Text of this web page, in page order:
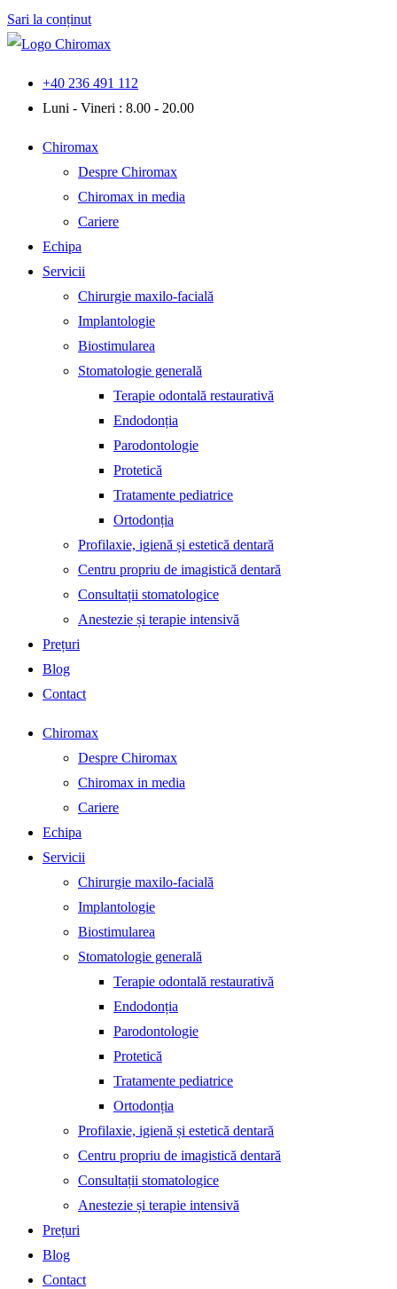
Sari la conținut
+40 236 491 112
Luni - Vineri : 8.00 - 20.00
Chiromax
Despre Chiromax
Chiromax in media
Cariere
Echipa
Servicii
Chirurgie maxilo-facială
Implantologie
Biostimularea
Stomatologie generală
Terapie odontală restaurativă
Endodonția
Parodontologie
Protetică
Tratamente pediatrice
Ortodonția
Profilaxie, igienă și estetică dentară
Centru propriu de imagistică dentară
Consultații stomatologice
Anestezie și terapie intensivă
Prețuri
Blog
Contact
Chiromax
Despre Chiromax
Chiromax in media
Cariere
Echipa
Servicii
Chirurgie maxilo-facială
Implantologie
Biostimularea
Stomatologie generală
Terapie odontală restaurativă
Endodonția
Parodontologie
Protetică
Tratamente pediatrice
Ortodonția
Profilaxie, igienă și estetică dentară
Centru propriu de imagistică dentară
Consultații stomatologice
Anestezie și terapie intensivă
Prețuri
Blog
Contact